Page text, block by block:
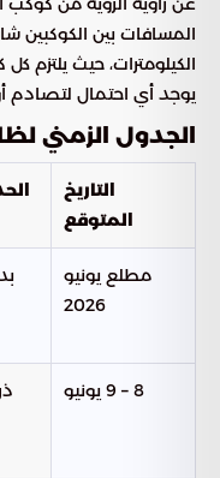
المسافات بين الكوكبين
الكيلومترات، حيث يلتزم
يوجد أي احتمال لتصادم
الجدول الزمني
التاريخ
المتوقع
مطلع يونيو
2026
8 – 9 يونيو